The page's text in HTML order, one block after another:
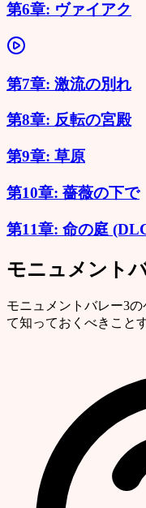
第6章: ヴァイアク
第7章: 激流の別れ
第8章: 反転の宮殿
第9章: 草原
第10章: 薔薇の下で
第11章: 命の庭
モニュメント
モニュメントバレー3
て知っておくべきこと